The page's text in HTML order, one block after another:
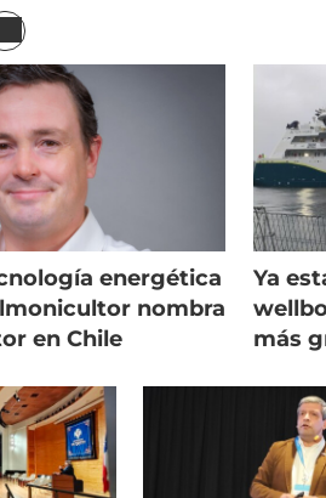
energética
nombra
en Chile
Ya
más